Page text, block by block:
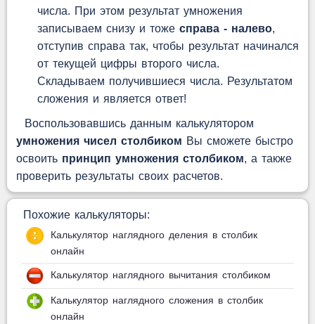
числа. При этом результат умножения
записываем снизу и тоже справа - налево,
отступив справа так, чтобы результат начинался
от текущей цифры второго числа.
Складываем получившиеся числа. Результатом
сложения и является ответ!
Воспользовавшись данным калькулятором
умножения чисел столбиком Вы сможете быстро
освоить принцип умножения столбиком, а также
проверить результаты своих расчетов.
Похожие калькуляторы:
Калькулятор наглядного деления в столбик
онлайн
Калькулятор наглядного вычитания столбиком
Калькулятор наглядного сложения в столбик
онлайн